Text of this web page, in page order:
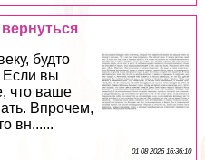
будто
Если вы
что ваше
Впрочем,
вн......
01 08 2026 16:36:10